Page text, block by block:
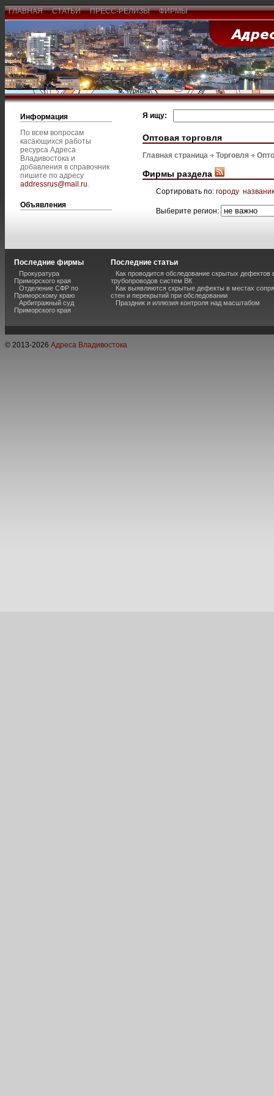
ГЛАВНАЯ СТАТЬИ ПРЕСС-РЕЛИЗЫ ФИРМЫ
Информация
По всем вопросам
касающихся работы
ресурса Адреса
Владивостока и
добавления в справочник
пишите по адресу
addressrus@mail.ru.
Объявления
Я ищу:
Оптовая торговля
Главная страница Торговля
Фирмы раздела
Сортировать по: городу
Выберите регион:
Последние фирмы
Прокуратура
Приморского края
Отделение СФР по
Приморскому краю
Арбитражный суд
Приморского края
Последние статьи
Как проводится обследование скрытых дефектов
трубопроводов систем ВК
Как выявляются скрытые дефекты в местах
стен и перекрытий при обследовании
Праздник и иллюзия контроля над масштабом
© 2013-2026 Адреса Владивостока